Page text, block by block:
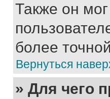
Также он
более
Вернуться
» Для чего